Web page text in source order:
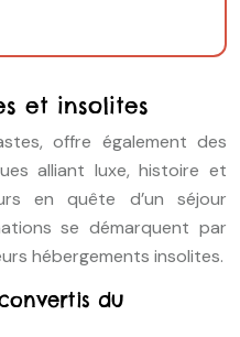
et insolites
offre également des
alliant luxe, histoire et
en quête d’un séjour
se démarquent par
hébergements insolites.
du